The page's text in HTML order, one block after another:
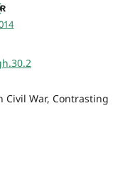
Civil War, Contrasting